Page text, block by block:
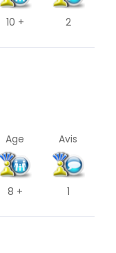
10 + 2
Age
8 +
Avis
1